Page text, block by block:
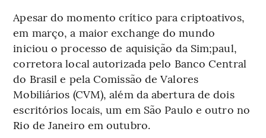
Apesar do momento crítico para criptoativos,
em março, a maior exchange do mundo
iniciou o processo de aquisição da Sim;paul,
corretora local autorizada pelo Banco Central
do Brasil e pela Comissão de Valores
Mobiliários (CVM), além da abertura de dois
escritórios locais, um em São Paulo e outro no
Rio de Janeiro em outubro.